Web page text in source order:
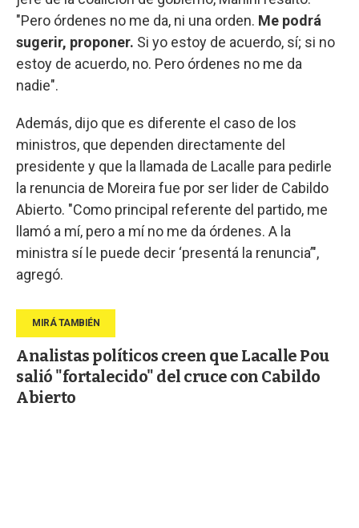
"Pero órdenes no me da, ni una orden. Me podrá
sugerir, proponer. Si yo estoy de acuerdo, sí; si no
estoy de acuerdo, no. Pero órdenes no me da
nadie".
Además, dijo que es diferente el caso de los
ministros, que dependen directamente del
presidente y que la llamada de Lacalle para pedirle
la renuncia de Moreira fue por ser lider de Cabildo
Abierto. "Como principal referente del partido, me
llamó a mí, pero a mí no me da órdenes. A la
ministra sí le puede decir ‘presentá la renuncia’",
agregó.
Analistas políticos creen que Lacalle Pou
salió "fortalecido" del cruce con Cabildo
Abierto